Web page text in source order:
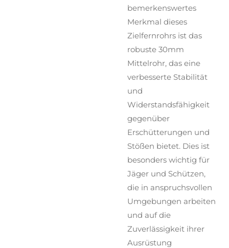
bemerkenswertes
Merkmal dieses
Zielfernrohrs ist das
robuste 30mm
Mittelrohr, das eine
verbesserte Stabilität
und
Widerstandsfähigkeit
gegenüber
Erschütterungen und
Stößen bietet. Dies ist
besonders wichtig für
Jäger und Schützen,
die in anspruchsvollen
Umgebungen arbeiten
und auf die
Zuverlässigkeit ihrer
Ausrüstung